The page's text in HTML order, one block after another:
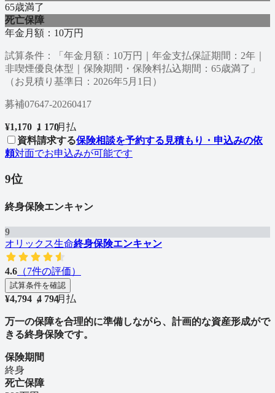
65歳満了
死亡保障
年金月額：10万円
試算条件：「年金月額：10万円｜年金支払保証期間：2年｜
非喫煙優良体型｜保険期間・保険料払込期間：65歳満了」
（お見積り基準日：2026年5月1日）
募補07647-20260417
¥1,170 1
, 170
/月払
資料請求する保険相談を予約する 見積もり・申込みの依
頼対面でお申込みが可能です
9位
終身保険エンキャン
9
オリックス生命終身保険エンキャン
4.6 （7件の評価）
試算条件を確認
¥4,794 4
, 794
/月払
万一の保障を合理的に準備しながら、計画的な資産形成がで
きる終身保険です。
保険期間
終身
死亡保障